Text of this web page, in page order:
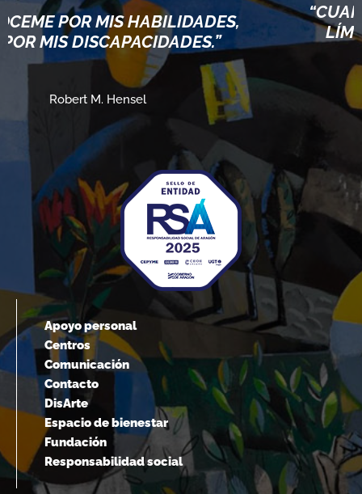
HABILIDADES,
Hensel
“CUANDO
LÍMITES,
Albert
Apoyo personal
Centros
Comunicación
Contacto
DisArte
Espacio de bienestar
Fundación
Responsabilidad social